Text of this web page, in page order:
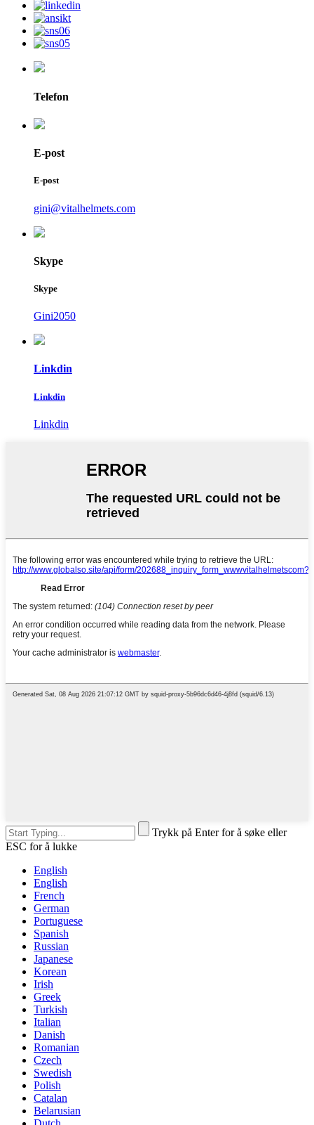
Telefon
E-post
E-post
gini@vitalhelmets.com
Skype
Skype
Gini2050
Linkdin
Linkdin
Linkdin
Trykk på Enter for å søke eller
ESC for å lukke
English
English
French
German
Portuguese
Spanish
Russian
Japanese
Korean
Irish
Greek
Turkish
Italian
Danish
Romanian
Czech
Swedish
Polish
Catalan
Belarusian